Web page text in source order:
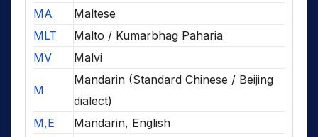
MA
Maltese
MLT
Malto / Kumarbhag Paharia
MV
Malvi
M
Mandarin (Standard Chinese / Beijing
dialect)
M,E
Mandarin, English